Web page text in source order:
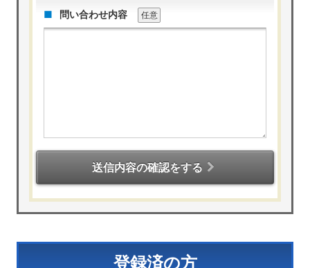
問い合わせ内容 任意
送信内容の確認をする
登録済の方